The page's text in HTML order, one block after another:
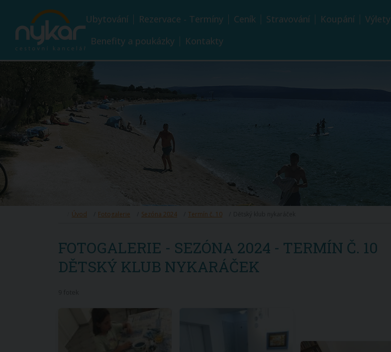
Ubytování Rezervace - Termíny Ceník Stravování Koupání Výlety
Benefity a poukázky
Kontakty
Úvod Fotogalerie Sezóna 2024 Termín č. 10
FOTOGALERIE - SEZÓNA 2024 - TERMÍN Č. 10
DĚTSKÝ KLUB NYKARÁČEK